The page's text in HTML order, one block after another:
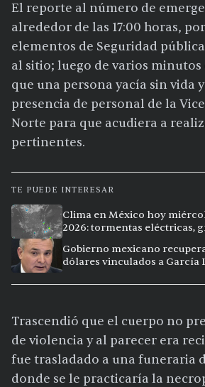
El reporte al número de
alrededor de las 17:00 horas,
elementos de Seguridad
al sitio; luego de varios
que una persona yacía sin vida
presencia de personal de la
Norte para que acudiera a
pertinentes.
TE PUEDE INTERESAR
Clima en México hoy
2026: tormentas eléctricas,
Gobierno mexicano
dólares vinculados a García
Trascendió que el cuerpo no
de violencia y al parecer era
fue trasladado a una funeraria
donde se le practicaría la